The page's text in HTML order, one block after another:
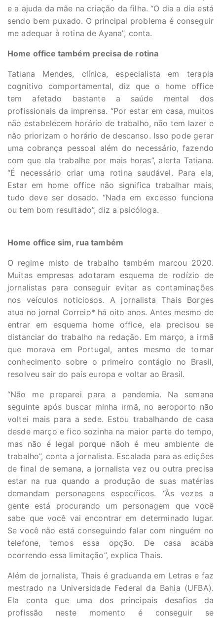
e a ajuda da mãe na criação da filha. “O dia a dia está
sendo bem puxado. O principal problema é conseguir
me adequar à rotina de Ayana”, conta.
Home office também precisa de rotina
Tatiana Mendes, clínica, especialista em terapia
cognitivo comportamental, diz que o home office
tem afetado bastante a saúde mental dos
profissionais da imprensa. “Por estar em casa, muitos
não estabelecem horário de trabalho, não tem lazer e
não priorizam o horário de descanso. Isso pode gerar
uma cobrança pessoal além do necessário, fazendo
com que ela trabalhe por mais horas”, alerta Tatiana.
“É necessário criar uma rotina saudável. Para ela,
Estar em home office não significa trabalhar mais,
tudo deve ser dosado. “Nada em excesso funciona
ou tem bom resultado”, diz a psicóloga.
Home office sim, rua também
O regime misto de trabalho também marcou 2020.
Muitas empresas adotaram esquema de rodízio de
jornalistas para conseguir evitar as contaminações
nos veículos noticiosos. A jornalista Thais Borges
atua no jornal Correio* há oito anos. Antes mesmo de
entrar em esquema home office, ela precisou se
distanciar do trabalho na redação. Em março, a irmã
que morava em Portugal, antes mesmo de tomar
conhecimento sobre o primeiro contágio no Brasil,
resolveu sair do país europa e voltar ao Brasil.
“Não me preparei para a pandemia. Na semana
seguinte após buscar minha irmã, no aeroporto não
voltei mais para a sede. Estou trabalhando de casa
desde março e fico sozinha na maior parte do tempo,
mas não é legal porque nãoh é meu ambiente de
trabalho”, conta a jornalista. Escalada para as edições
de final de semana, a jornalista vez ou outra precisa
estar na rua quando a produção de suas matérias
demandam personagens específicos. “Às vezes a
gente está procurando um personagem que você
sabe que você vai encontrar em determinado lugar.
Se você não está conseguindo falar com ninguém no
telefone, temos essa opção. De casa acaba
ocorrendo essa limitação”, explica Thais.
Além de jornalista, Thais é graduanda em Letras e faz
mestrado na Universidade Federal da Bahia (UFBA).
Ela conta que uma dos principais desafios da
profissão neste momento é conseguir se